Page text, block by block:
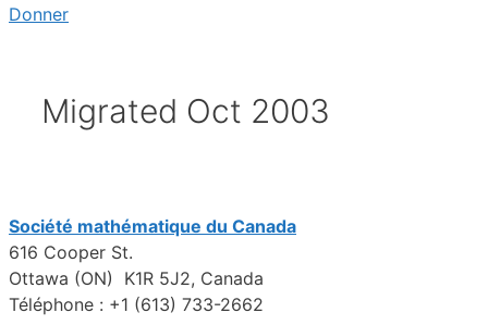
Donner
Migrated Oct 2003
Société mathématique du Canada
616 Cooper St.
Ottawa (ON) K1R 5J2, Canada
Téléphone : +1 (613) 733-2662